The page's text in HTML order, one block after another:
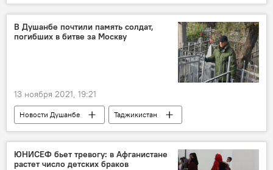
В Душанбе почтили память солдат,
погибших в битве за Москву
13 ноября 2021, 19:21
Новости Душанбе
Таджикистан
Россия
ЮНИСЕФ бьет тревогу: в Афганистане
растет число детских браков